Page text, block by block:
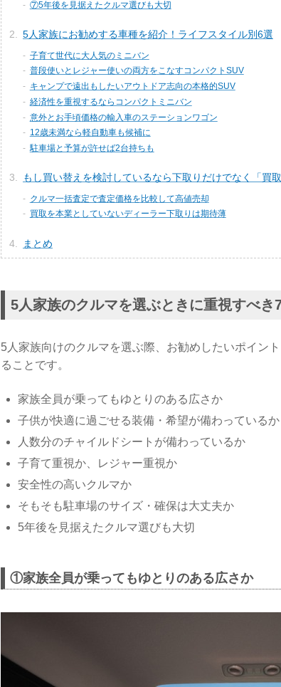
⑦5年後を見据えたクルマ選びも大切
5人家族にお勧めする車種を紹介！ライフスタイル別6選
子育て世代に大人気のミニバン
普段使いとレジャー使いの両方をこなすコンパクトSUV
キャンプで遠出もしたいアウトドア志向の本格的SUV
経済性を重視するならコンパクトミニバン
意外とお手頃価格の輸入車のステーションワゴン
12歳未満なら軽自動車も候補に
駐車場と予算が許せば2台持ちも
もし買い替えを検討しているなら下取りだけでなく「買
クルマ一括査定で査定価格を比較して高値売却
買取を本業としていないディーラー下取りは期待薄
まとめ
5人家族のクルマを選ぶときに重視すべき
5人家族向けのクルマを選ぶ際、お勧めしたいポイン
ることです。
家族全員が乗ってもゆとりのある広さか
子供が快適に過ごせる装備・希望が備わっているか
人数分のチャイルドシートが備わっているか
子育て重視か、レジャー重視か
安全性の高いクルマか
そもそも駐車場のサイズ・確保は大丈夫か
5年後を見据えたクルマ選びも大切
①家族全員が乗ってもゆとりのある広さか